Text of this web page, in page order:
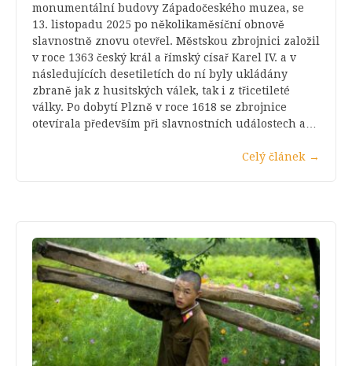
monumentální budovy Západočeského muzea, se
13. listopadu 2025 po několikaměsíční obnově
slavnostně znovu otevřel. Městskou zbrojnici založil
v roce 1363 český král a římský císař Karel IV. a v
následujících desetiletích do ní byly ukládány
zbraně jak z husitských válek, tak i z třicetileté
války. Po dobytí Plzně v roce 1618 se zbrojnice
otevírala především při slavnostních událostech a…
Celý článek →